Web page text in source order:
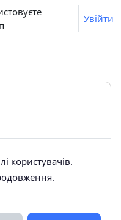
Увійти
користувачів.